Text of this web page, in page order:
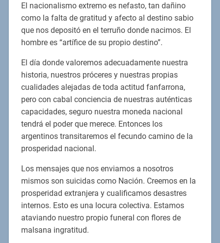
El nacionalismo extremo es nefasto, tan dañino
como la falta de gratitud y afecto al destino sabio
que nos depositó en el terruño donde nacimos. El
hombre es “artífice de su propio destino”.
El día donde valoremos adecuadamente nuestra
historia, nuestros próceres y nuestras propias
cualidades alejadas de toda actitud fanfarrona,
pero con cabal conciencia de nuestras auténticas
capacidades, seguro nuestra moneda nacional
tendrá el poder que merece. Entonces los
argentinos transitaremos el fecundo camino de la
prosperidad nacional.
Los mensajes que nos enviamos a nosotros
mismos son suicidas como Nación. Creemos en la
prosperidad extranjera y cualificamos desastres
internos. Esto es una locura colectiva. Estamos
ataviando nuestro propio funeral con flores de
malsana ingratitud.